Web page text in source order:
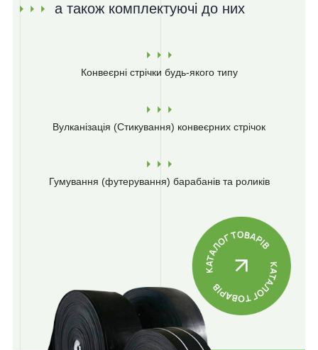
а також комплектуючі до них
Конвеєрні стрічки будь-якого типу
Вулканізація (Стикування) конвеєрних стрічок
Гумування (футерування) барабанів та роликів